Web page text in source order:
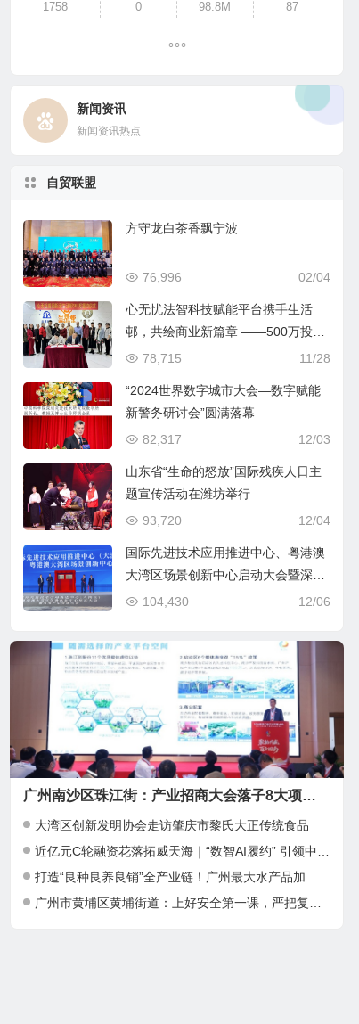
1758 0 98.8M 87
新闻资讯
新闻资讯热点
自贸联盟
方守龙白茶香飘宁波
02/04
76,996
心无忧法智科技赋能平台携手生活
邨，共绘商业新篇章 ——500万投资
签约仪式圆满成功
11/28
78,715
“2024世界数字城市大会—数字赋能
新警务研讨会”圆满落幕
12/03
82,317
山东省“生命的怒放”国际残疾人日主
题宣传活动在潍坊举行
12/04
93,720
国际先进技术应用推进中心、粤港澳
大湾区场景创新中心启动大会暨深海
产业发展大会在广州南沙举行
12/06
104,430
广州南沙区珠江街：产业招商大会落子8大项目，邀湾区客商抢占“南沙站”红利
大湾区创新发明协会走访肇庆市黎氏大正传统食品
近亿元C轮融资花落拓威天海｜“数智AI履约” 引领中大件出海新基建
打造“良种良养良销”全产业链！广州最大水产品加工项目在南沙正式投产
广州市黄埔区黄埔街道：上好安全第一课，严把复工复产安全关